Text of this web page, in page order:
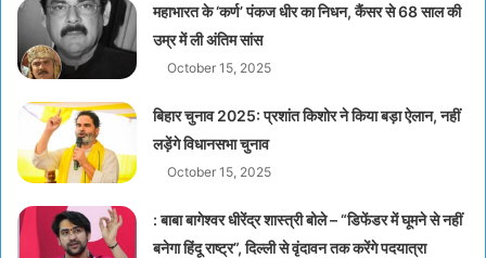
महाभारत के ‘कर्ण’ पंकज धीर का निधन, कैंसर से 68 साल की
उम्र में ली अंतिम सांस
October 15, 2025
बिहार चुनाव 2025: प्रशांत किशोर ने किया बड़ा ऐलान, नहीं
लड़ेंगे विधानसभा चुनाव
October 15, 2025
: बाबा बागेश्वर धीरेंद्र शास्त्री बोले – “डिफेंडर में घूमने से नहीं
बनेगा हिंदू राष्ट्र”, दिल्ली से वृंदावन तक करेंगे पदयात्रा